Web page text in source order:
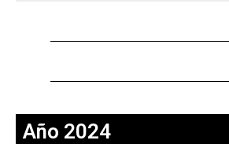
Año 2024